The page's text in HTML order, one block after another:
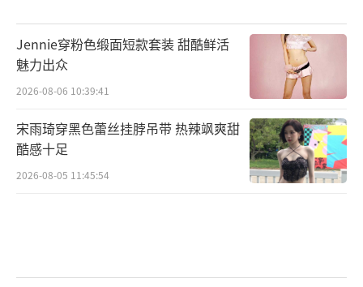
Jennie穿粉色缎面短款套装 甜酷鲜活
魅力出众
2026-08-06 10:39:41
宋雨琦穿黑色蕾丝挂脖吊带 热辣飒爽甜
酷感十足
2026-08-05 11:45:54